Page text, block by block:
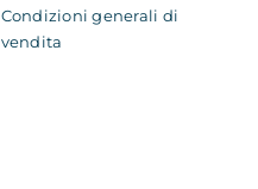
Condizioni generali di
vendita